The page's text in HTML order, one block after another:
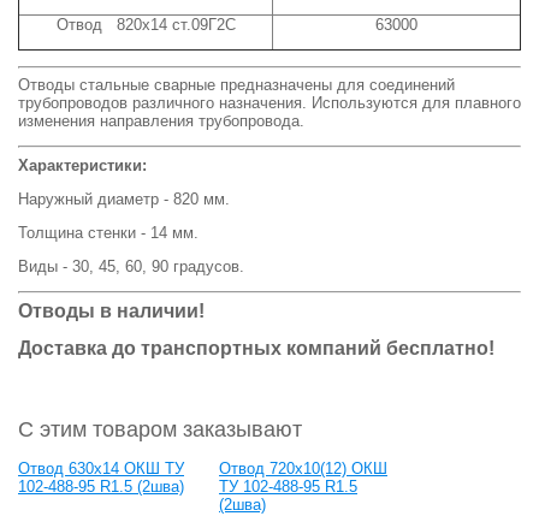
Отвод 820х14 ст.09Г2С
63000
Отводы стальные сварные предназначены для соединений
трубопроводов различного назначения. Используются для плавного
изменения направления трубопровода.
Характеристики:
Наружный диаметр - 820 мм.
Толщина стенки - 14 мм.
Виды - 30, 45, 60, 90 градусов.
Отводы в наличии!
Доставка до транспортных компаний бесплатно!
С этим товаром заказывают
Отвод 630x14 ОКШ ТУ
102-488-95 R1.5 (2шва)
Отвод 720х10(12) ОКШ
ТУ 102-488-95 R1.5
(2шва)